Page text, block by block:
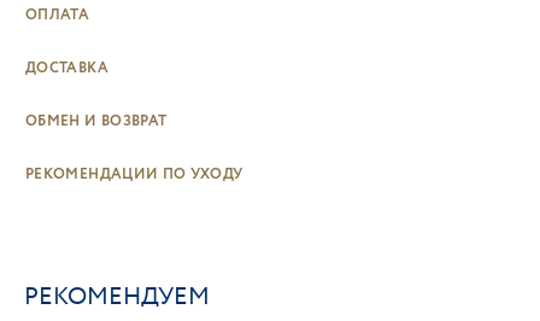
ОПЛАТА
ДОСТАВКА
ОБМЕН И ВОЗВРАТ
РЕКОМЕНДАЦИИ ПО УХОДУ
РЕКОМЕНДУЕМ